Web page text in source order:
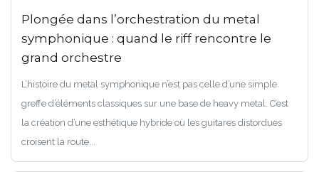
Plongée dans l’orchestration du metal
symphonique : quand le riff rencontre le
grand orchestre
L’histoire du metal symphonique n’est pas celle d’une simple
greffe d’éléments classiques sur une base de heavy metal. C’est
la création d’une esthétique hybride où les guitares distordues
croisent la route...